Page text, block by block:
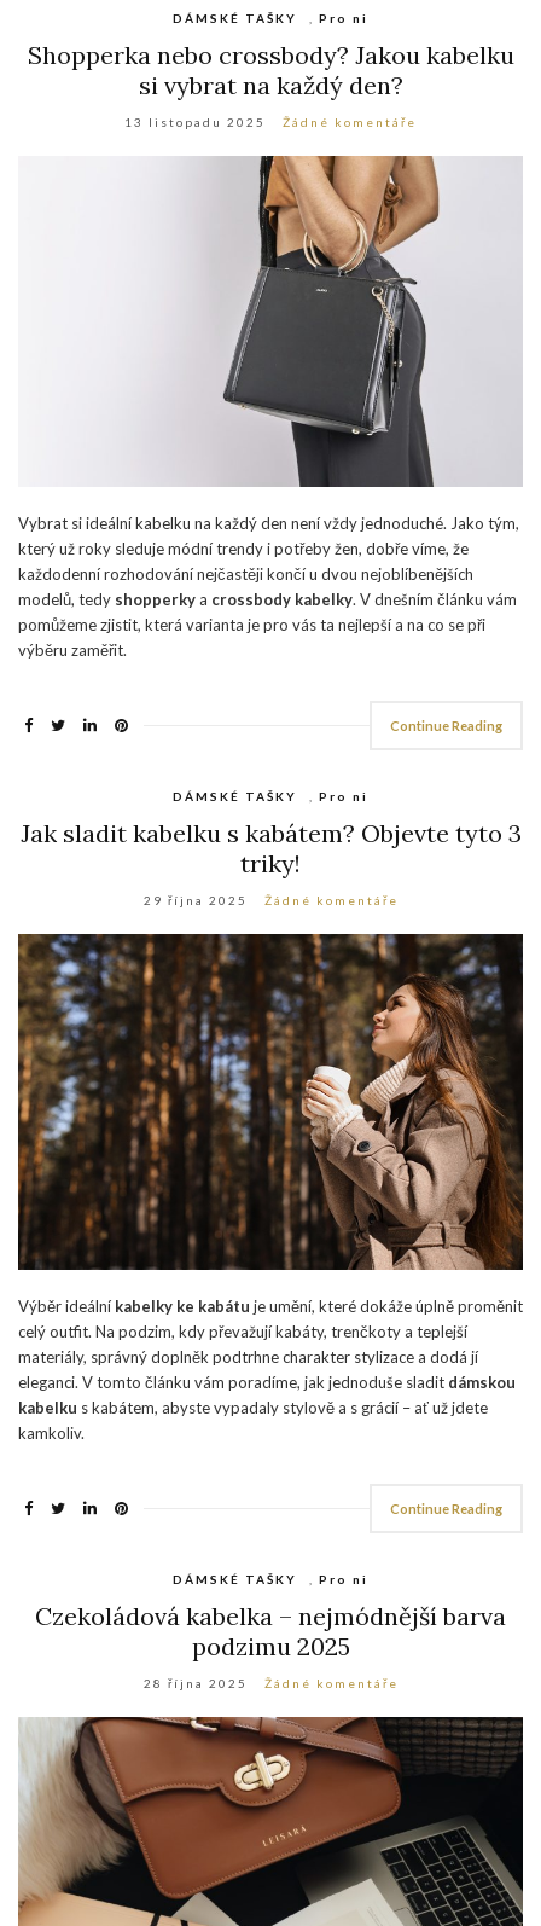
DÁMSKÉ TAŠKY Pro ni
Shopperka nebo crossbody? Jakou kabelku
si vybrat na každý den?
13 listopadu 2025 Žádné komentáře
Vybrat si ideální kabelku na každý den není vždy jednoduché. Jako tým,
který už roky sleduje módní trendy i potřeby žen, dobře víme, že
každodenní rozhodování nejčastěji končí u dvou nejoblíbenějších
modelů, tedy shopperkya crossbody kabelky. V dnešním článku vám
pomůžeme zjistit, která varianta je pro vás ta nejlepší a na co se při
výběru zaměřit.
Continue Reading
DÁMSKÉ TAŠKY Pro ni
Jak sladit kabelku s kabátem? Objevte tyto 3
triky!
29 října 2025 Žádné komentáře
Výběr ideální kabelky ke kabátu je umění, které dokáže úplně proměnit
celý outfit. Na podzim, kdy převažují kabáty, trenčkoty a teplejší
materiály, správný doplněk podtrhne charakter stylizace a dodá jí
eleganci. V tomto článku vám poradíme, jak jednoduše sladit dámskou
kabelku s kabátem, abyste vypadaly stylově a s grácií – ať už jdete
kamkoliv.
Continue Reading
DÁMSKÉ TAŠKY , Pro ni
Czekoládová kabelka – nejmódnější barva
podzimu 2025
28 října 2025 Žádné komentáře